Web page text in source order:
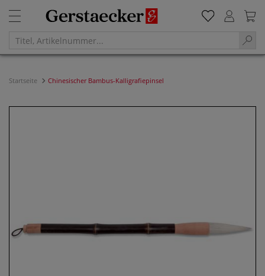
Startseite Chinesischer Bambus-Kalligrafiepinsel